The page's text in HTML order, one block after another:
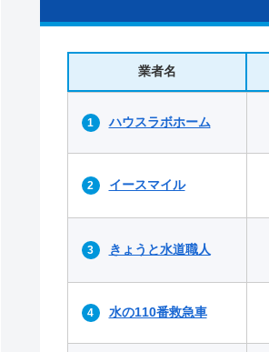
業者名
ハウスラボホーム
イースマイル
きょうと水道職人
水の110番救急車